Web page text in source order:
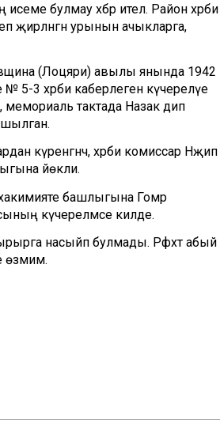
булмау хәбәр ителә. Район хәрби
җирләнгән урынын ачыкларга,
(Лоцяри) авылы янында 1942
5-3 хәрби каберлегенә күчерелүе
мемориаль тактада Назак дип
күренгәнчә, хәрби комиссар Нәҗип
йөкли.
башлыгына Гомәр
күчерелмәсе килде.
насыйп булмады. Рәфхәт абый
өзмим.